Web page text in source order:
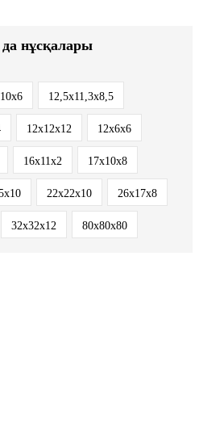
нұсқалары
12,5x11,3x8,5
12х12х12 12х6х6
16x11x2 17х10х8
22x22x10 26х17х8
32х32х12 80х80х80